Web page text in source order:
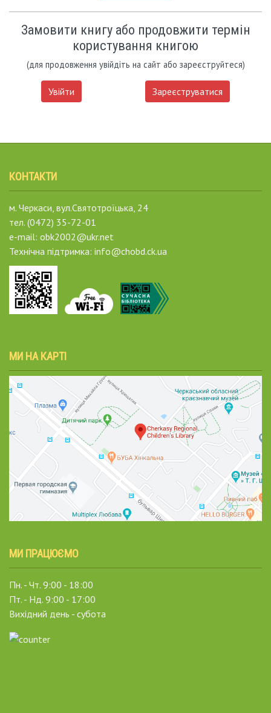
Замовити книгу або продовжити термін
користування книгою
(для продовження увійдіть на сайт або зареєструйтеся)
Увійти Зареєструватися
КОНТАКТИ
м. Черкаси, вул.Святотроїцька, 24
тел. (0472) 35-72-01
e-mail: obk2002@ukr.net
Технічна підтримка: info@chobd.ck.ua
МИ НА КАРТІ
МИ ПРАЦЮЄМО
Пн. - Чт. 9:00 - 18:00
Пт. - Нд. 9:00 - 17:00
Вихідний день - субота